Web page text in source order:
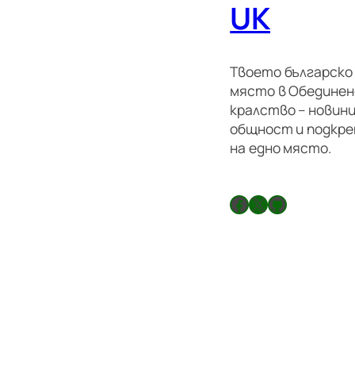
UK
Твоето българско
място в
кралство –
общност и
на едно място.
Facebook X GitHub